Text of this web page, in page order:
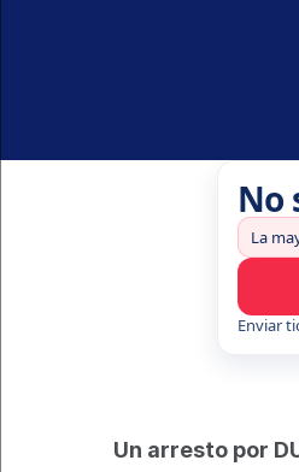
No
La
Enviar
Un arresto por